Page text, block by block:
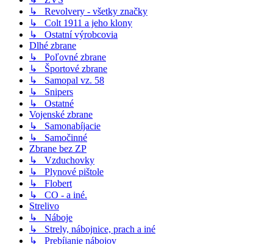
↳ Revolvery - všetky značky
↳ Colt 1911 a jeho klony
↳ Ostatní výrobcovia
Dlhé zbrane
↳ Poľovné zbrane
↳ Športové zbrane
↳ Samopal vz. 58
↳ Snipers
↳ Ostatné
Vojenské zbrane
↳ Samonabíjacie
↳ Samočinné
Zbrane bez ZP
↳ Vzduchovky
↳ Plynové pištole
↳ Flobert
↳ CO - a iné.
Strelivo
↳ Náboje
↳ Strely, nábojnice, prach a iné
↳ Prebíjanie nábojov